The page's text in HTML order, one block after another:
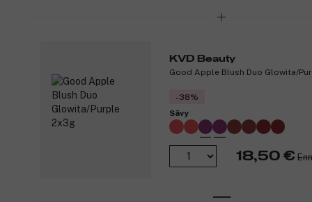
KVD Beauty
Good Apple Blush Duo Glowita/
-38%
Sävy
18,50 €